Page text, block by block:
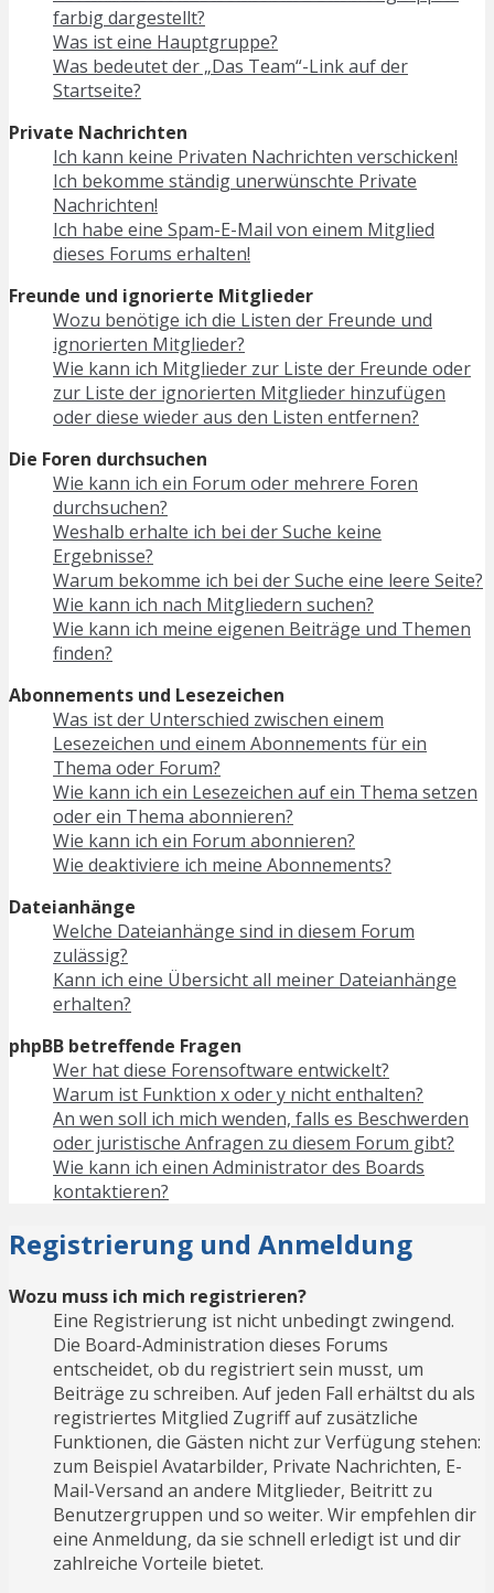
farbig dargestellt?
Was ist eine Hauptgruppe?
Was bedeutet der „Das Team“-Link auf der
Startseite?
Private Nachrichten
Ich kann keine Privaten Nachrichten verschicken!
Ich bekomme ständig unerwünschte Private
Nachrichten!
Ich habe eine Spam-E-Mail von einem Mitglied
dieses Forums erhalten!
Freunde und ignorierte Mitglieder
Wozu benötige ich die Listen der Freunde und
ignorierten Mitglieder?
Wie kann ich Mitglieder zur Liste der Freunde oder
zur Liste der ignorierten Mitglieder hinzufügen
oder diese wieder aus den Listen entfernen?
Die Foren durchsuchen
Wie kann ich ein Forum oder mehrere Foren
durchsuchen?
Weshalb erhalte ich bei der Suche keine
Ergebnisse?
Warum bekomme ich bei der Suche eine leere Seite?
Wie kann ich nach Mitgliedern suchen?
Wie kann ich meine eigenen Beiträge und Themen
finden?
Abonnements und Lesezeichen
Was ist der Unterschied zwischen einem
Lesezeichen und einem Abonnements für ein
Thema oder Forum?
Wie kann ich ein Lesezeichen auf ein Thema setzen
oder ein Thema abonnieren?
Wie kann ich ein Forum abonnieren?
Wie deaktiviere ich meine Abonnements?
Dateianhänge
Welche Dateianhänge sind in diesem Forum
zulässig?
Kann ich eine Übersicht all meiner Dateianhänge
erhalten?
phpBB betreffende Fragen
Wer hat diese Forensoftware entwickelt?
Warum ist Funktion x oder y nicht enthalten?
An wen soll ich mich wenden, falls es Beschwerden
oder juristische Anfragen zu diesem Forum gibt?
Wie kann ich einen Administrator des Boards
kontaktieren?
Registrierung und Anmeldung
Wozu muss ich mich registrieren?
Eine Registrierung ist nicht unbedingt zwingend.
Die Board-Administration dieses Forums
entscheidet, ob du registriert sein musst, um
Beiträge zu schreiben. Auf jeden Fall erhältst du als
registriertes Mitglied Zugriff auf zusätzliche
Funktionen, die Gästen nicht zur Verfügung stehen:
zum Beispiel Avatarbilder, Private Nachrichten, E-
Mail-Versand an andere Mitglieder, Beitritt zu
Benutzergruppen und so weiter. Wir empfehlen dir
eine Anmeldung, da sie schnell erledigt ist und dir
zahlreiche Vorteile bietet.